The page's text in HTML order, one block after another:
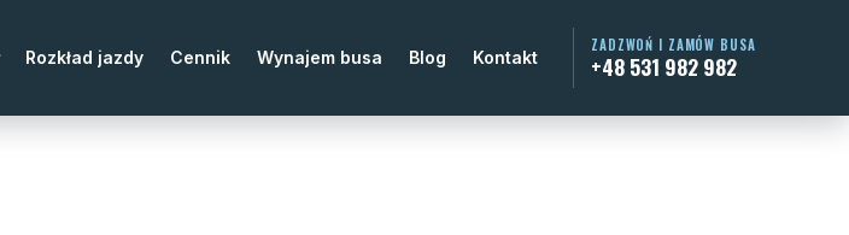
Rozkład jazdy Cennik Wynajem busa Blog Kontakt
ZADZWOŃ I ZAMÓW BUSA
+48 531 982 982